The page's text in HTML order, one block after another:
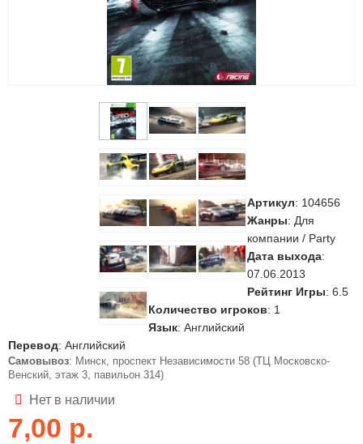
Артикул: 104656
Жанры: Для
компании / Party
Дата выхода:
07.06.2013
Рейтинг Игры: 6.5
Количество игроков: 1
Язык: Английский
Перевод: Английский
Самовывоз: Минск, проспект Независимости 58 (ТЦ Московско-
Венский, этаж 3, павильон 314)
Нет в наличии
7,00 р.